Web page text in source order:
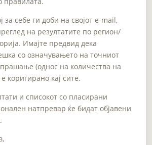
за себе ги доби на својот e-mail,
на резултатите по регион/
Имајте предвид дека
со означувањето на точниот
(однос на количества на
коригирано кај сите.
и списокот со пласирани
натпревар ќе бидат објавени